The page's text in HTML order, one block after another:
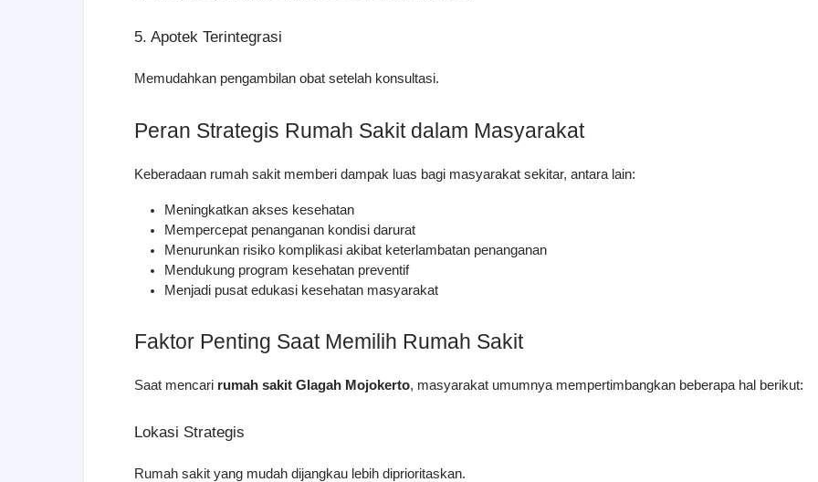
5. Apotek Terintegrasi
Memudahkan pengambilan obat setelah konsultasi.
Peran Strategis Rumah Sakit dalam Masyarakat
Keberadaan rumah sakit memberi dampak luas bagi masyarakat sekitar, antara lain:
Meningkatkan akses kesehatan
Mempercepat penanganan kondisi darurat
Menurunkan risiko komplikasi akibat keterlambatan penanganan
Mendukung program kesehatan preventif
Menjadi pusat edukasi kesehatan masyarakat
Faktor Penting Saat Memilih Rumah Sakit
Saat mencari rumah sakit Glagah Mojokerto, masyarakat umumnya mempertimbangkan beberapa hal berikut:
Lokasi Strategis
Rumah sakit yang mudah dijangkau lebih diprioritaskan.